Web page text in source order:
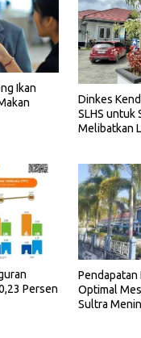
Ikan
Dinkes
SLHS untuk
Melibatkan
Persen
Pendapatan
Optimal
Sultra